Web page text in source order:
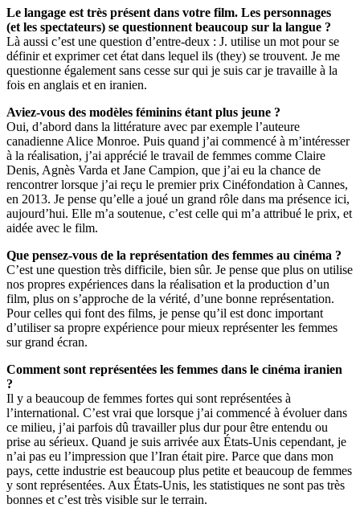
Le langage est très présent dans votre film. Les personnages
(et les spectateurs) se questionnent beaucoup sur la langue ?
Là aussi c’est une question d’entre-deux : J. utilise un mot pour se
définir et exprimer cet état dans lequel ils (they) se trouvent. Je me
questionne également sans cesse sur qui je suis car je travaille à la
fois en anglais et en iranien.
Aviez-vous des modèles féminins étant plus jeune ?
Oui, d’abord dans la littérature avec par exemple l’auteure
canadienne Alice Monroe. Puis quand j’ai commencé à m’intéresser
à la réalisation, j’ai apprécié le travail de femmes comme Claire
Denis, Agnès Varda et Jane Campion, que j’ai eu la chance de
rencontrer lorsque j’ai reçu le premier prix Cinéfondation à Cannes,
en 2013. Je pense qu’elle a joué un grand rôle dans ma présence ici,
aujourd’hui. Elle m’a soutenue, c’est celle qui m’a attribué le prix, et
aidée avec le film.
Que pensez-vous de la représentation des femmes au cinéma ?
C’est une question très difficile, bien sûr. Je pense que plus on utilise
nos propres expériences dans la réalisation et la production d’un
film, plus on s’approche de la vérité, d’une bonne représentation.
Pour celles qui font des films, je pense qu’il est donc important
d’utiliser sa propre expérience pour mieux représenter les femmes
sur grand écran.
Comment sont représentées les femmes dans le cinéma iranien
?
Il y a beaucoup de femmes fortes qui sont représentées à
l’international. C’est vrai que lorsque j’ai commencé à évoluer dans
ce milieu, j’ai parfois dû travailler plus dur pour être entendu ou
prise au sérieux. Quand je suis arrivée aux États-Unis cependant, je
n’ai pas eu l’impression que l’Iran était pire. Parce que dans mon
pays, cette industrie est beaucoup plus petite et beaucoup de femmes
y sont représentées. Aux États-Unis, les statistiques ne sont pas très
bonnes et c’est très visible sur le terrain.